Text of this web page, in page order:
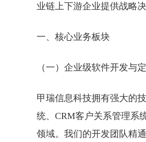
业链上下游企业提供战略
一、核心业务板块
（一）企业级软件开发与
甲瑞信息科技拥有强大的
统、CRM客户关系管理系
领域。我们的开发团队精